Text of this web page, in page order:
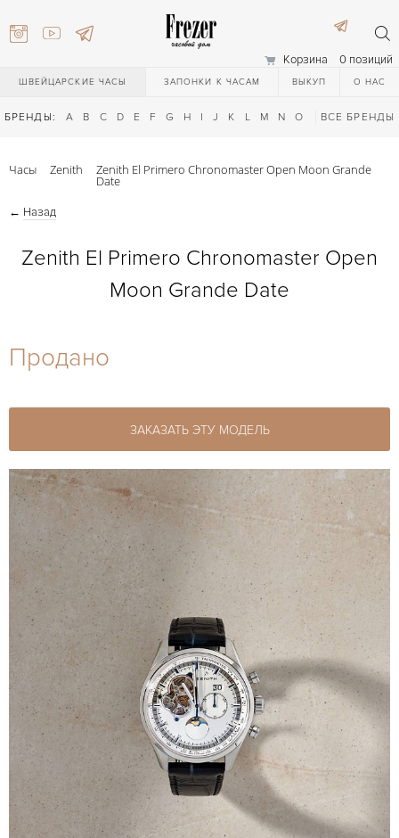
Корзина 0 позиций
ШВЕЙЦАРСКИЕ ЧАСЫ ЗАПОНКИ К ЧАСАМ ВЫКУП О НАС
БРЕНДЫ: A B C D E F G H I J K L M N O Q R S T
ВСЕ БРЕНДЫ
27-44
Часы Zenith Zenith El Primero Chronomaster Open Moon Grande
Date
← Назад
Zenith El Primero Chronomaster Open
Moon Grande Date
Продано
ЗАКАЗАТЬ ЭТУ МОДЕЛЬ